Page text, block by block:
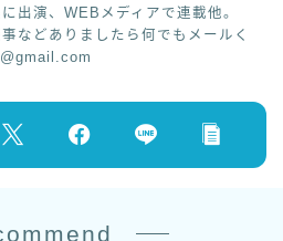
出演、WEBメディアで連載他。
などありましたら何でもメールく